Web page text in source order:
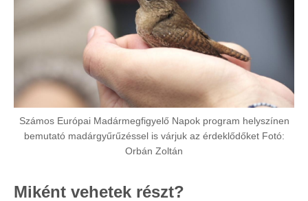
Számos Európai Madármegfigyelő Napok program helyszínen
bemutató madárgyűrűzéssel is várjuk az érdeklődőket Fotó:
Orbán Zoltán
Miként vehetek részt?